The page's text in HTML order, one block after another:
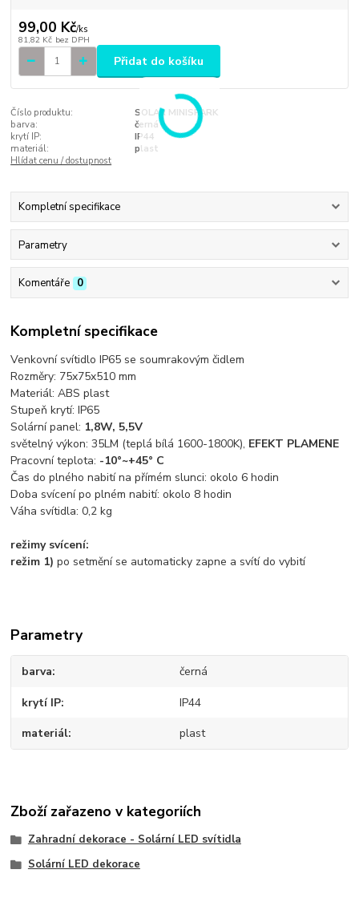
99,00 Kč/ks
81,82 Kč bez DPH
Přidat do košíku
Číslo produktu:
SOLAR MINISPARK
barva:
černá
krytí IP:
IP44
materiál:
plast
Hlídat cenu / dostupnost
Kompletní specifikace
Parametry
Komentáře 0
Kompletní specifikace
Venkovní svítidlo IP65 se soumrakovým čidlem
Rozměry: 75x75x510 mm
Materiál: ABS plast
Stupeň krytí: IP65
Solární panel: 1,8W, 5,5V
světelný výkon: 35LM (teplá bílá 1600-1800K), EFEKT PLAMENE
Pracovní teplota: -10°~+45° C
Čas do plného nabití na přímém slunci: okolo 6 hodin
Doba svícení po plném nabití: okolo 8 hodin
Váha svítidla: 0,2 kg
režimy svícení:
režim 1)po setmění se automaticky zapne a svítí do vybití
Parametry
barva černá
krytí IP IP44
materiál plast
Zboží zařazeno v kategoriích
Zahradní dekorace - Solární LED svítidla
Solární LED dekorace